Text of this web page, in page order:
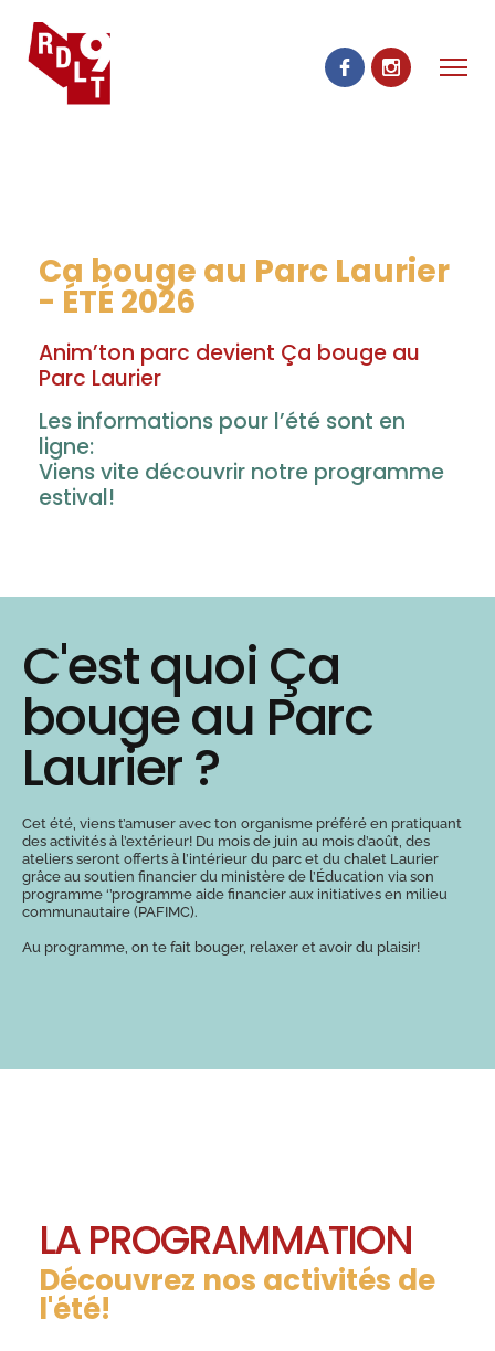
Ca bouge au Parc Laurier
- ÉTÉ 2026
Anim’ton parc devient Ça bouge au
Parc Laurier
Les informations pour l’été sont en
ligne:
Viens vite découvrir notre programme
estival!
C'est quoi Ça
bouge au Parc
Laurier ?
Cet été, viens t’amuser avec ton organisme préféré en pratiquant
des activités à l’extérieur! Du mois de juin au mois d’août, des
ateliers seront offerts à l’intérieur du parc et du chalet Laurier
grâce au soutien financier du ministère de l’Éducation via son
programme ‘’programme aide financier aux initiatives en milieu
communautaire (PAFIMC).
Au programme, on te fait bouger, relaxer et avoir du plaisir!
LA PROGRAMMATION
Découvrez nos activités de
l'été!